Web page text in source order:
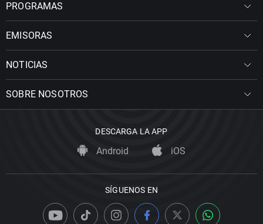
PROGRAMAS
EMISORAS
NOTICIAS
SOBRE NOSOTROS
DESCARGA LA APP
Android iOS
SÍGUENOS EN